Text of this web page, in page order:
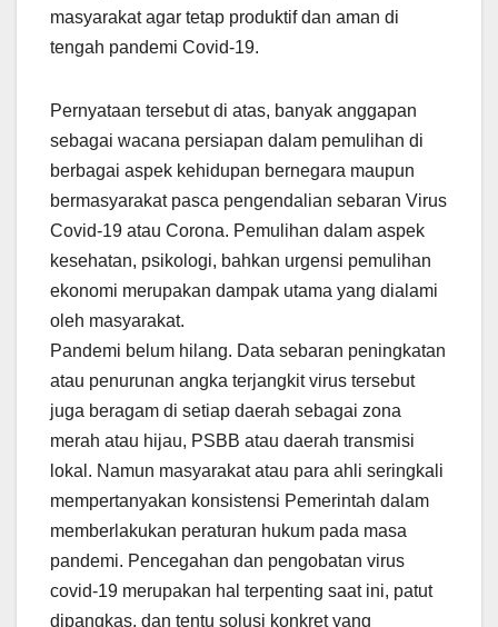
masyarakat agar tetap produktif dan aman di
tengah pandemi Covid-19.
Pernyataan tersebut di atas, banyak anggapan
sebagai wacana persiapan dalam pemulihan di
berbagai aspek kehidupan bernegara maupun
bermasyarakat pasca pengendalian sebaran Virus
Covid-19 atau Corona. Pemulihan dalam aspek
kesehatan, psikologi, bahkan urgensi pemulihan
ekonomi merupakan dampak utama yang dialami
oleh masyarakat.
Pandemi belum hilang. Data sebaran peningkatan
atau penurunan angka terjangkit virus tersebut
juga beragam di setiap daerah sebagai zona
merah atau hijau, PSBB atau daerah transmisi
lokal. Namun masyarakat atau para ahli seringkali
mempertanyakan konsistensi Pemerintah dalam
memberlakukan peraturan hukum pada masa
pandemi. Pencegahan dan pengobatan virus
covid-19 merupakan hal terpenting saat ini, patut
dipangkas, dan tentu solusi konkret yang